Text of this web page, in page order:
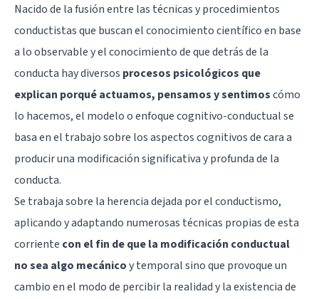
Nacido de la fusión entre las técnicas y procedimientos
conductistas que buscan el conocimiento científico en base
a lo observable y el conocimiento de que detrás de la
conducta hay diversos procesos psicológicos que
explican porqué actuamos, pensamos y sentimoscómo
lo hacemos, el modelo o enfoque cognitivo-conductual se
basa en el trabajo sobre los aspectos cognitivos de cara a
producir una modificación significativa y profunda de la
conducta.
Se trabaja sobre la herencia dejada por elconductismo,
aplicando y adaptando numerosas técnicas propias de esta
corriente con el fin de que la modificación conductual
no sea algo mecánicoy temporal sino que provoque un
cambio en el modo de percibir la realidad y la existencia de